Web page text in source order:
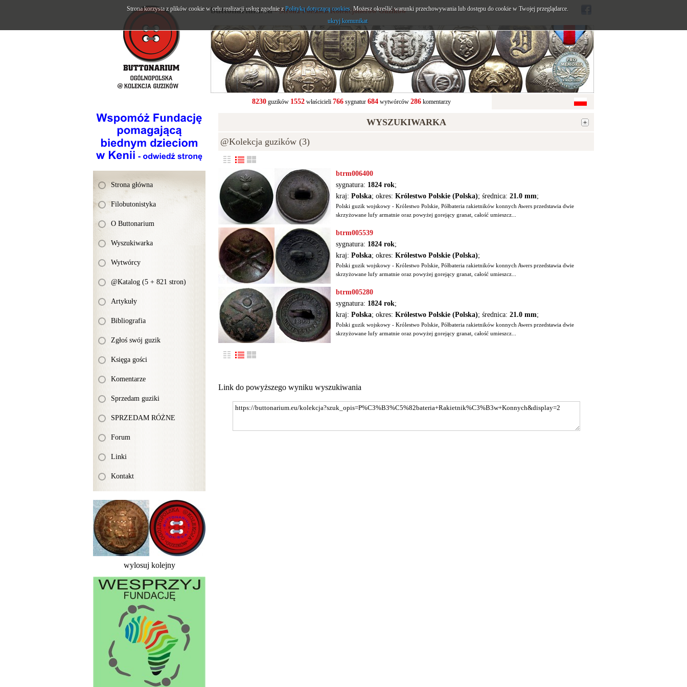
Strona główna
Filobutonistyka
O Buttonarium
Wyszukiwarka
Wytwórcy
@Katalog (5 + 821 stron)
Artykuły
Bibliografia
Zgłoś swój guzik
Księga gości
Komentarze
Sprzedam guziki
SPRZEDAM RÓŻNE
Forum
Linki
Kontakt
wylosuj kolejny
buttonarium.eu- Strona Polskich Kolekcjonerów Guzików
8230guzików 1552właścicieli 766sygnatur 684wytwórców 286komentarzy
WYSZUKIWARKA
@Kolekcja guzików (3)
btrm006400
sygnatura: 1824 rok;
kraj: Polska; okres: Królestwo Polskie (Polska); średnica: 21.0 mm;
Polski guzik wojskowy - Królestwo Polskie, Półbateria rakietników konnych Awers przedstawia dwie
skrzyżowane lufy armatnie oraz powyżej gorejący granat, całość umieszcz...
btrm005539
sygnatura: 1824 rok;
kraj: Polska; okres: Królestwo Polskie (Polska);
Polski guzik wojskowy - Królestwo Polskie, Półbateria rakietników konnych Awers przedstawia dwie
skrzyżowane lufy armatnie oraz powyżej gorejący granat, całość umieszcz...
btrm005280
sygnatura: 1824 rok;
kraj: Polska; okres: Królestwo Polskie (Polska); średnica: 21.0 mm;
Polski guzik wojskowy - Królestwo Polskie, Półbateria rakietników konnych Awers przedstawia dwie
skrzyżowane lufy armatnie oraz powyżej gorejący granat, całość umieszcz...
Link do powyższego wyniku wyszukiwania
Strona korzysta z plików cookie w celu realizacji usług zgodnie zPolityką dotyczącą cookies. Możesz określić warunki przechowywania lub dostępu do cookie w Twojej przeglądarce.
ukryj komunikat